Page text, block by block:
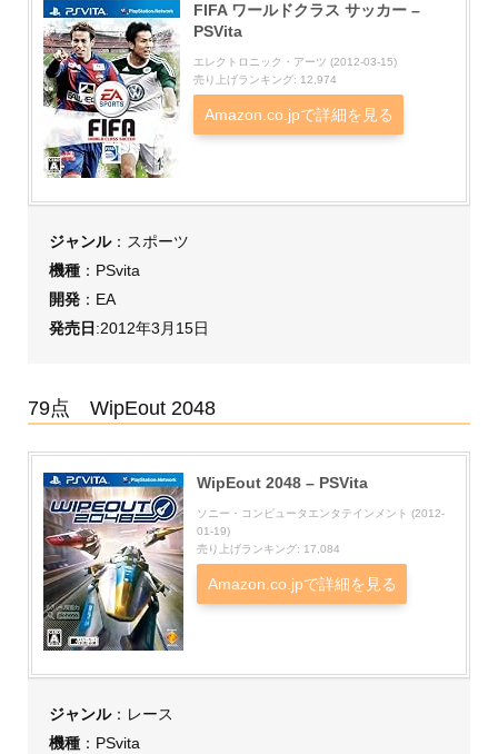
FIFA ワールドクラス サッカー –
PSVita
エレクトロニック・アーツ (2012-03-15)
売り上げランキング: 12,974
Amazon.co.jpで詳細を見る
ジャンル：スポーツ
機種：PSvita
開発：EA
発売日 :2012年3月15日
79点 WipEout 2048
WipEout 2048 – PSVita
ソニー・コンピュータエンタテインメント (2012-
01-19)
売り上げランキング: 17,084
Amazon.co.jpで詳細を見る
ジャンル：レース
機種：PSvita